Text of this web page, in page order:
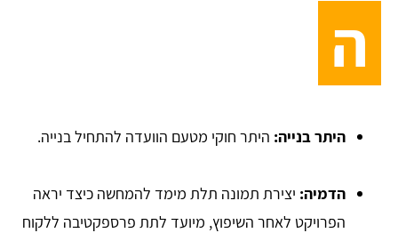
ה
היתר בנייה: היתר חוקי מטעם הוועדה להתחיל בנייה.
הדמיה​: יצירת תמונה תלת מימד להמחשה כיצד יראה
הפרויקט לאחר השיפוץ, מיועד לתת פרספקטיבה ללקוח